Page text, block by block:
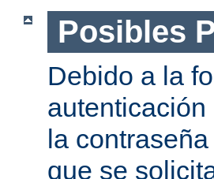
Posibles
Debido a la
la
que se